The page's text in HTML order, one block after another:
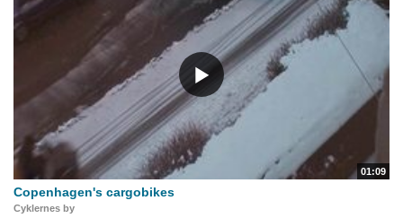
01:09
Copenhagen's cargobikes
Cyklernes by